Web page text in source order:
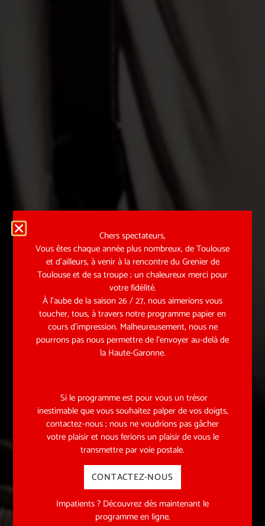
Chers spectateurs,
Vous êtes chaque année plus nombreux, de Toulouse
et d’ailleurs, à venir à la rencontre du Grenier de
Toulouse et de sa troupe ; un chaleureux merci pour
votre fidélité.
À l’aube de la saison 26 / 27, nous aimerions vous
toucher, tous, à travers notre programme papier en
cours d’impression. Malheureusement, nous ne
pourrons pas nous permettre de l’envoyer au-delà de
la Haute-Garonne.
Si le programme est pour vous un trésor
inestimable que vous souhaitez palper de vos doigts,
contactez-nous ; nous ne voudrions pas gâcher
votre plaisir et nous ferions un plaisir de vous le
transmettre par voie postale.
CONTACTEZ-NOUS
Impatients ? Découvrez dès maintenant le
programme en ligne.